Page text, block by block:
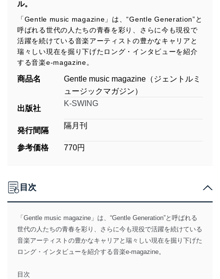
ル。
「Gentle music magazine」は、“Gentle Generation”と
呼ばれる世代の人たちの青春を彩り、さらに今も現役で
活躍を続けている音楽アーティストの豊かなキャリアと
瑞々しい現在を掘り下げたロング・インタビューを紹介
する音楽e-magazine。
商品名
Gentle music magazine（ジェントルミ
ュージックマガジン）
出版社
K-SWING
発行間隔
隔月刊
参考価格 770円
目次
「Gentle music magazine」は、“Gentle Generation”と呼ばれる
世代の人たちの青春を彩り、さらに今も現役で活躍を続けている
音楽アーティストの豊かなキャリアと瑞々しい現在を掘り下げた
ロング・インタビューを紹介する音楽e-magazine。
目次